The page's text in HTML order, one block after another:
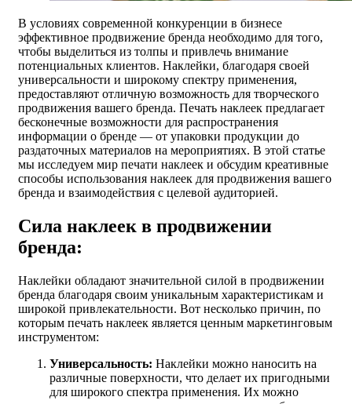
В условиях современной конкуренции в бизнесе
эффективное продвижение бренда необходимо для того,
чтобы выделиться из толпы и привлечь внимание
потенциальных клиентов. Наклейки, благодаря своей
универсальности и широкому спектру применения,
предоставляют отличную возможность для творческого
продвижения вашего бренда. Печать наклеек предлагает
бесконечные возможности для распространения
информации о бренде — от упаковки продукции до
раздаточных материалов на мероприятиях. В этой статье
мы исследуем мир печати наклеек и обсудим креативные
способы использования наклеек для продвижения вашего
бренда и взаимодействия с целевой аудиторией.
Сила наклеек в продвижении
бренда:
Наклейки обладают значительной силой в продвижении
бренда благодаря своим уникальным характеристикам и
широкой привлекательности. Вот несколько причин, по
которым печать наклеек является ценным маркетинговым
инструментом:
Универсальность: Наклейки можно наносить на
различные поверхности, что делает их пригодными
для широкого спектра применения. Их можно